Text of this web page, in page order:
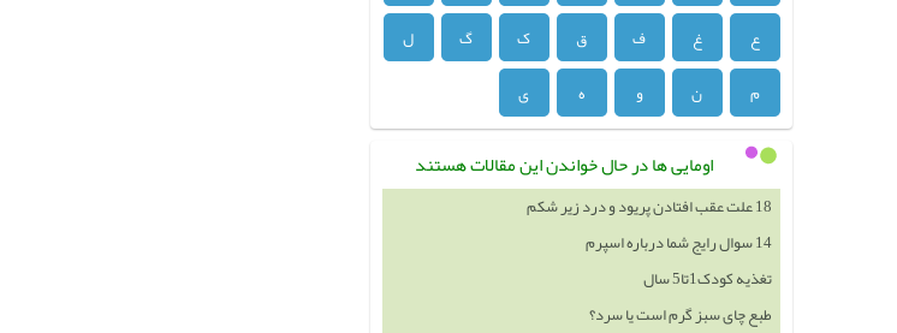
ع
غ ف ق ک گ
ل
م
ن و ه ی
اومایی ها در حال خواندن این مقالات هستند
18 علت عقب افتادن پریود و درد زیر شکم
14 سوال رایج شما درباره اسپرم
تغذیه کودک1تا5 سال
طبع چای سبز گرم است یا سرد؟